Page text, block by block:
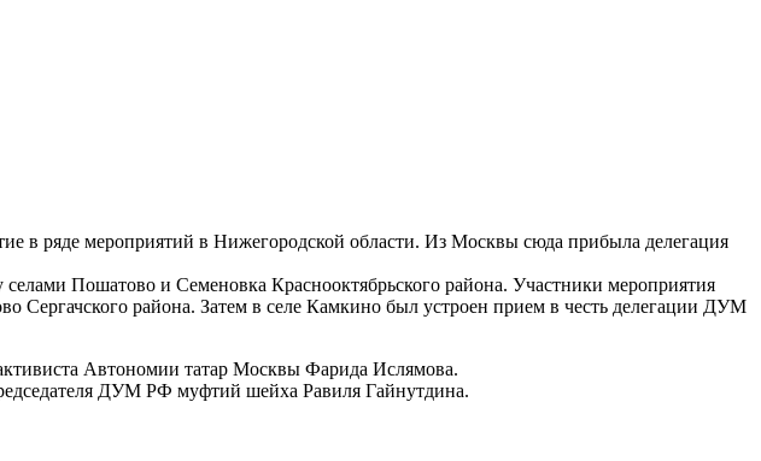
в ряде мероприятий в Нижегородской области. Из Москвы сюда прибыла делегация
Пошатово и Семеновка Краснооктябрьского района. Участники мероприятия
Сергачского района. Затем в селе Камкино был устроен прием в честь делегации ДУМ
Автономии татар Москвы Фарида Ислямова.
ДУМ РФ муфтий шейха Равиля Гайнутдина.